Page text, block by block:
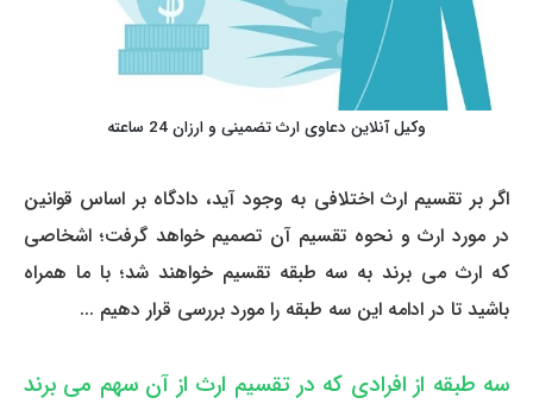
وکیل آنلاین دعاوی ارث تضمینی و ارزان 24 ساعته
اگر بر تقسیم ارث اختلافی به وجود آید، دادگاه بر اساس قوانین
در مورد ارث و نحوه تقسیم آن تصمیم خواهد گرفت؛ اشخاصی
که ارث می برند به سه طبقه تقسیم خواهند شد؛ با ما همراه
باشید تا در ادامه این سه طبقه را مورد بررسی قرار دهیم ...
سه طبقه از افرادی که در تقسیم ارث از آن سهم می برند